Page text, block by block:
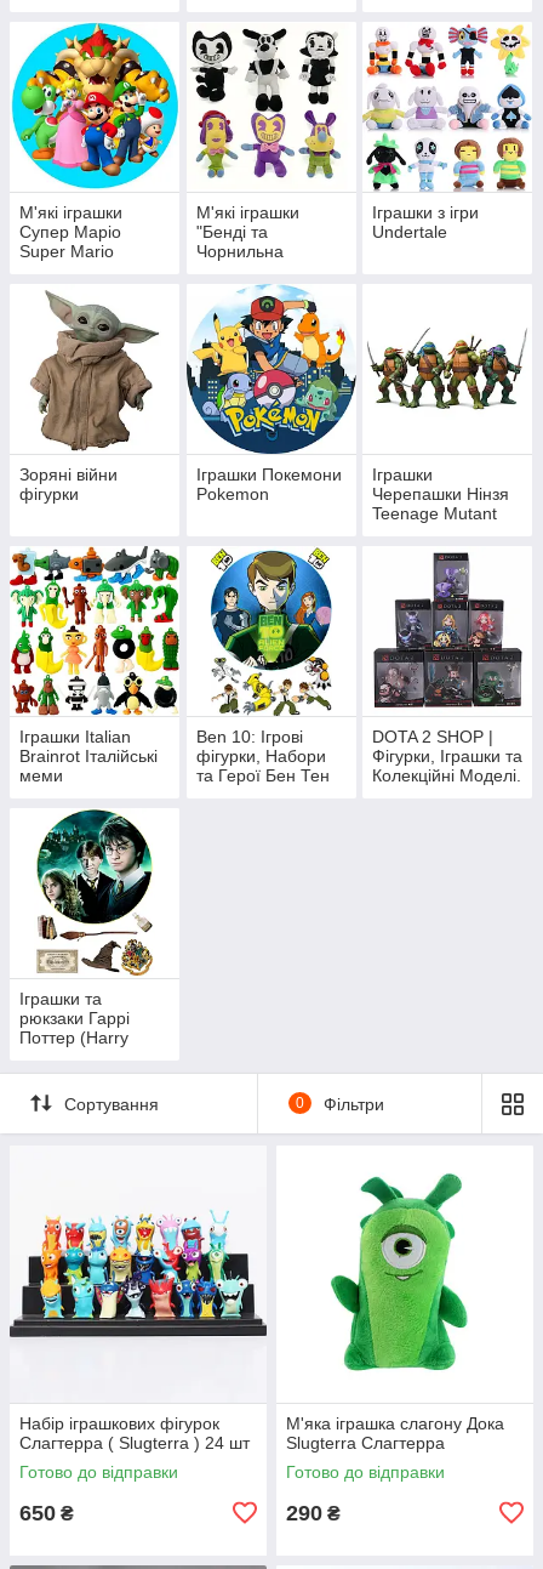
М'які іграшки
Супер Маріо
Super Mario
М'які іграшки
"Бенді та
Чорнильна
Іграшки з ігри
Undertale
Зоряні війни
фігурки
Іграшки Покемони
Pokemon
Іграшки
Черепашки Нінзя
Teenage Mutant
Іграшки Italian
Brainrot Італійські
меми
Ben 10: Ігрові
фігурки, Набори
та Герої Бен Тен
DOTA 2 SHOP |
Фігурки, Іграшки та
Колекційні Моделі.
Іграшки та
рюкзаки Гаррі
Поттер (Harry
іграшки, плюшеві
персонажі, шкільні
рюкзаки
Сортування 0 Фільтри
Набір іграшкових фігурок
Слагтерра ( Slugterra ) 24 шт
Готово до відправки
650 ₴
М'яка іграшка слагону Дока
Slugterra Слагтерра
Готово до відправки
290 ₴